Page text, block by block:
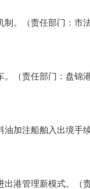
。（责任部门：市
（责任部门：盘锦
加注船舶入出境手
港管理新模式。（